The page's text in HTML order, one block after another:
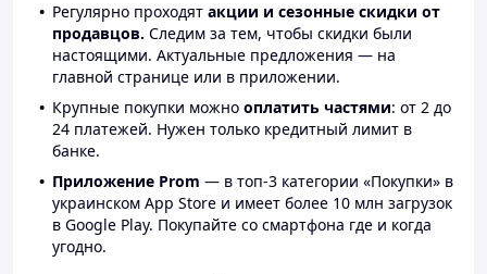
Регулярно проходят акции и сезонные скидки от
продавцов. Следим за тем, чтобы скидки были
настоящими. Актуальные предложения — на
главной странице или в приложении.
Крупные покупки можно оплатить частями: от 2 до
24 платежей. Нужен только кредитный лимит в
банке.
Приложение Prom — в топ-3 категории «Покупки» в
украинском App Store и имеет более 10 млн загрузок
в Google Play. Покупайте со смартфона где и когда
угодно.